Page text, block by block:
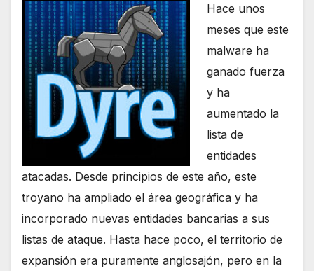
Hace unos
meses que este
malware ha
ganado fuerza
y ha
aumentado la
lista de
entidades
atacadas. Desde principios de este año, este
troyano ha ampliado el área geográfica y ha
incorporado nuevas entidades bancarias a sus
listas de ataque. Hasta hace poco, el territorio de
expansión era puramente anglosajón, pero en la